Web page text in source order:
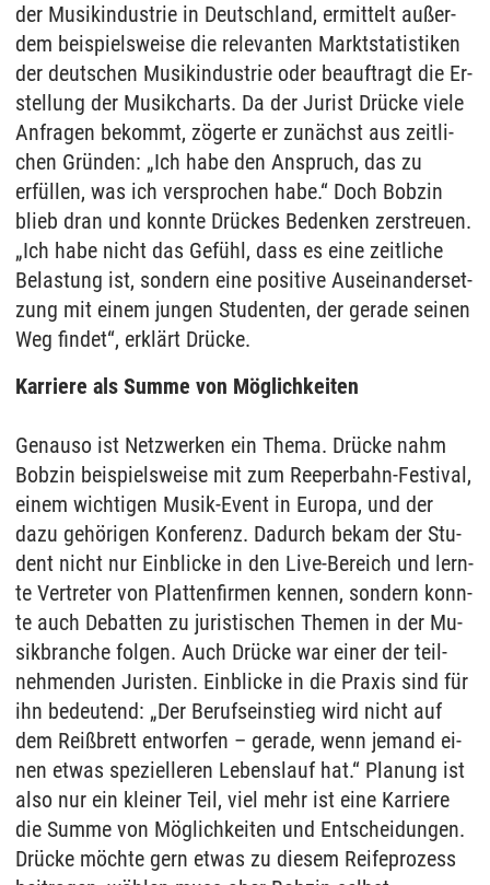
der Mu­sik­in­dus­trie in Deutsch­land, er­mit­telt außer­
dem bei­spiels­wei­se die re­le­van­ten Markt­sta­tis­ti­ken
der deut­schen Mu­sik­in­dus­trie oder be­auf­tragt die Er­
stel­lung der Mu­sik­charts. Da der Ju­rist Drücke vie­le
An­fra­gen be­kommt, zöger­te er zunächst aus zeit­li­
chen Gründen: „Ich habe den An­spruch, das zu
erfüllen, was ich ver­spro­chen habe.“ Doch Bob­zin
blieb dran und konn­te Drückes Be­den­ken zer­streu­en.
„Ich habe nicht das Gefühl, dass es eine zeit­li­che
Be­las­tung ist, son­dern eine po­si­ti­ve Aus­ein­an­der­set­
zung mit ei­nem jun­gen Stu­den­ten, der ge­ra­de sei­nen
Weg fin­det“, erklärt Drücke.
Karriere als Summe von Möglichkeiten
Ge­nau­so ist Netz­wer­ken ein The­ma. Drücke nahm
Bob­zin bei­spiels­wei­se mit zum Ree­per­bahn-Fes­ti­val,
ei­nem wich­ti­gen Mu­sik-Event in Eu­ro­pa, und der
dazu gehöri­gen Kon­fe­renz. Da­durch be­kam der Stu­
dent nicht nur Ein­bli­cke in den Live-Be­reich und lern­
te Ver­tre­ter von Plat­ten­fir­men ken­nen, son­dern konn­
te auch De­bat­ten zu ju­ris­ti­schen The­men in der Mu­
sik­bran­che fol­gen. Auch Drücke war ei­ner der teil­
neh­men­den Ju­ris­ten. Ein­bli­cke in die Pra­xis sind für
ihn be­deu­tend: „Der Be­rufs­ein­stieg wird nicht auf
dem Reißbrett ent­wor­fen – ge­ra­de, wenn je­mand ei­
nen et­was spe­zi­el­le­ren Le­bens­lauf hat.“ Pla­nung ist
also nur ein klei­ner Teil, viel mehr ist eine Kar­rie­re
die Sum­me von Möglich­kei­ten und Ent­schei­dun­gen.
Drücke möchte gern et­was zu die­sem Rei­fe­pro­zess